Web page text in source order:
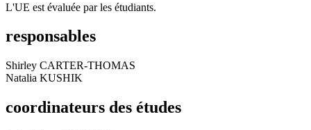
L'UE est évaluée par les étudiants.
responsables
Shirley CARTER-THOMAS
Natalia KUSHIK
coordinateurs des études